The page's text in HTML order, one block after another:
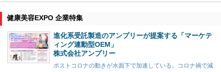
健康美容EXPO 企業特集
進化系受託製造のアンプリーが提案する「マーケテ
ィング連動型OEM」
株式会社アンプリー
ポストコロナの動きが水面下で加速している。コロナ禍で減